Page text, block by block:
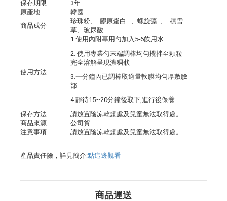
保存期限
3年
原產地
韓國
商品成分
珍珠粉、 膠原蛋白 、螺旋藻 、 積雪
草、玻尿酸
使用方法
1.使用內附專用勺加入5-6飲用水
2. 使用專業勺末端調棒均勻攪拌至顆粒
完全溶解呈現濃稠狀
3.一分鐘內已調棒取適量軟膜均勻厚敷臉
部
4.靜待15~20分鐘後取下,進行後保養
保存方法
請放置陰凉乾燥處及兒童無法取得處。
商品來源
公司貨
注意事項
請放置陰凉乾燥處及兒童無法取得處。
產品責任險，詳見簡介:點這邊觀看
商品運送